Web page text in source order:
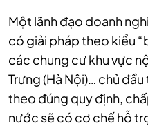
Một lãnh đạo doanh
có giải pháp theo kiểu
các chung cư khu vực
Trưng (Hà Nội)… chủ
theo đúng quy định,
nước sẽ có cơ chế hỗ